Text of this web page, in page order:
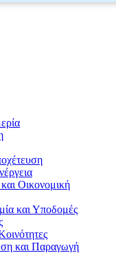
Οικονομική
και Υποδομές
και Παραγωγή